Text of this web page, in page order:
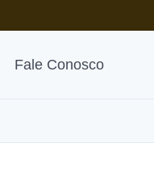
Fale Conosco